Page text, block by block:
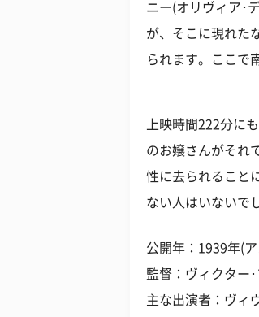
ニー(オリヴィア･
が、そこに現れた
られます。ここで
上映時間222分に
のお嬢さんがそれ
性に去られること
ない人はいないで
公開年：1939年(
監督：ヴィクター
主な出演者：ヴィ